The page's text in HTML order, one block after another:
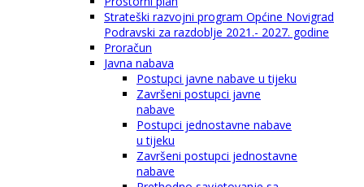
Strateški razvojni program Općine Novigrad
Podravski za razdoblje 2021.- 2027. godine
Proračun
Javna nabava
Postupci javne nabave u tijeku
Završeni postupci javne
nabave
Postupci jednostavne nabave
u tijeku
Završeni postupci jednostavne
nabave